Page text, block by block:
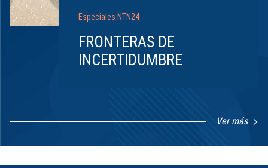
Especiales NTN24
FRONTERAS DE
INCERTIDUMBRE
Ver más
8